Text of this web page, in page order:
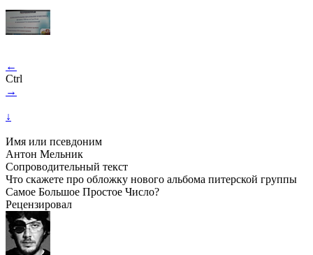
←
Ctrl
→
↓
Имя или псевдоним
Антон Мельник
Сопроводительный текст
Что скажете про обложку нового альбома питерской группы
Самое Большое Простое Число?
Рецензировал